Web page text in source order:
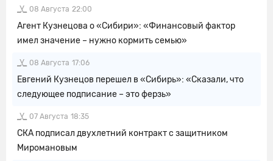
08 Августа 22:00
Агент Кузнецова о «Сибири»: «Финансовый фактор
имел значение – нужно кормить семью»
08 Августа 17:06
Евгений Кузнецов перешел в «Сибирь»: «Сказали, что
следующее подписание – это ферзь»
07 Августа 18:35
СКА подписал двухлетний контракт с защитником
Миромановым